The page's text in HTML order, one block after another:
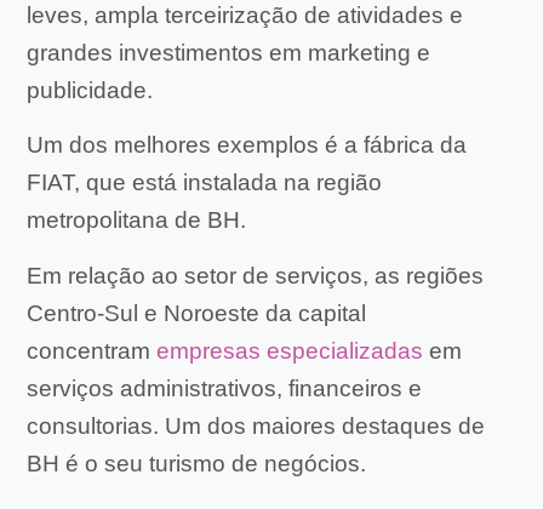
leves, ampla terceirização de atividades e
grandes investimentos em marketing e
publicidade.
Um dos melhores exemplos é a fábrica da
FIAT, que está instalada na região
metropolitana de BH.
Em relação ao setor de serviços, as regiões
Centro-Sul e Noroeste da capital
concentram empresas especializadas em
serviços administrativos, financeiros e
consultorias. Um dos maiores destaques de
BH é o seu turismo de negócios.